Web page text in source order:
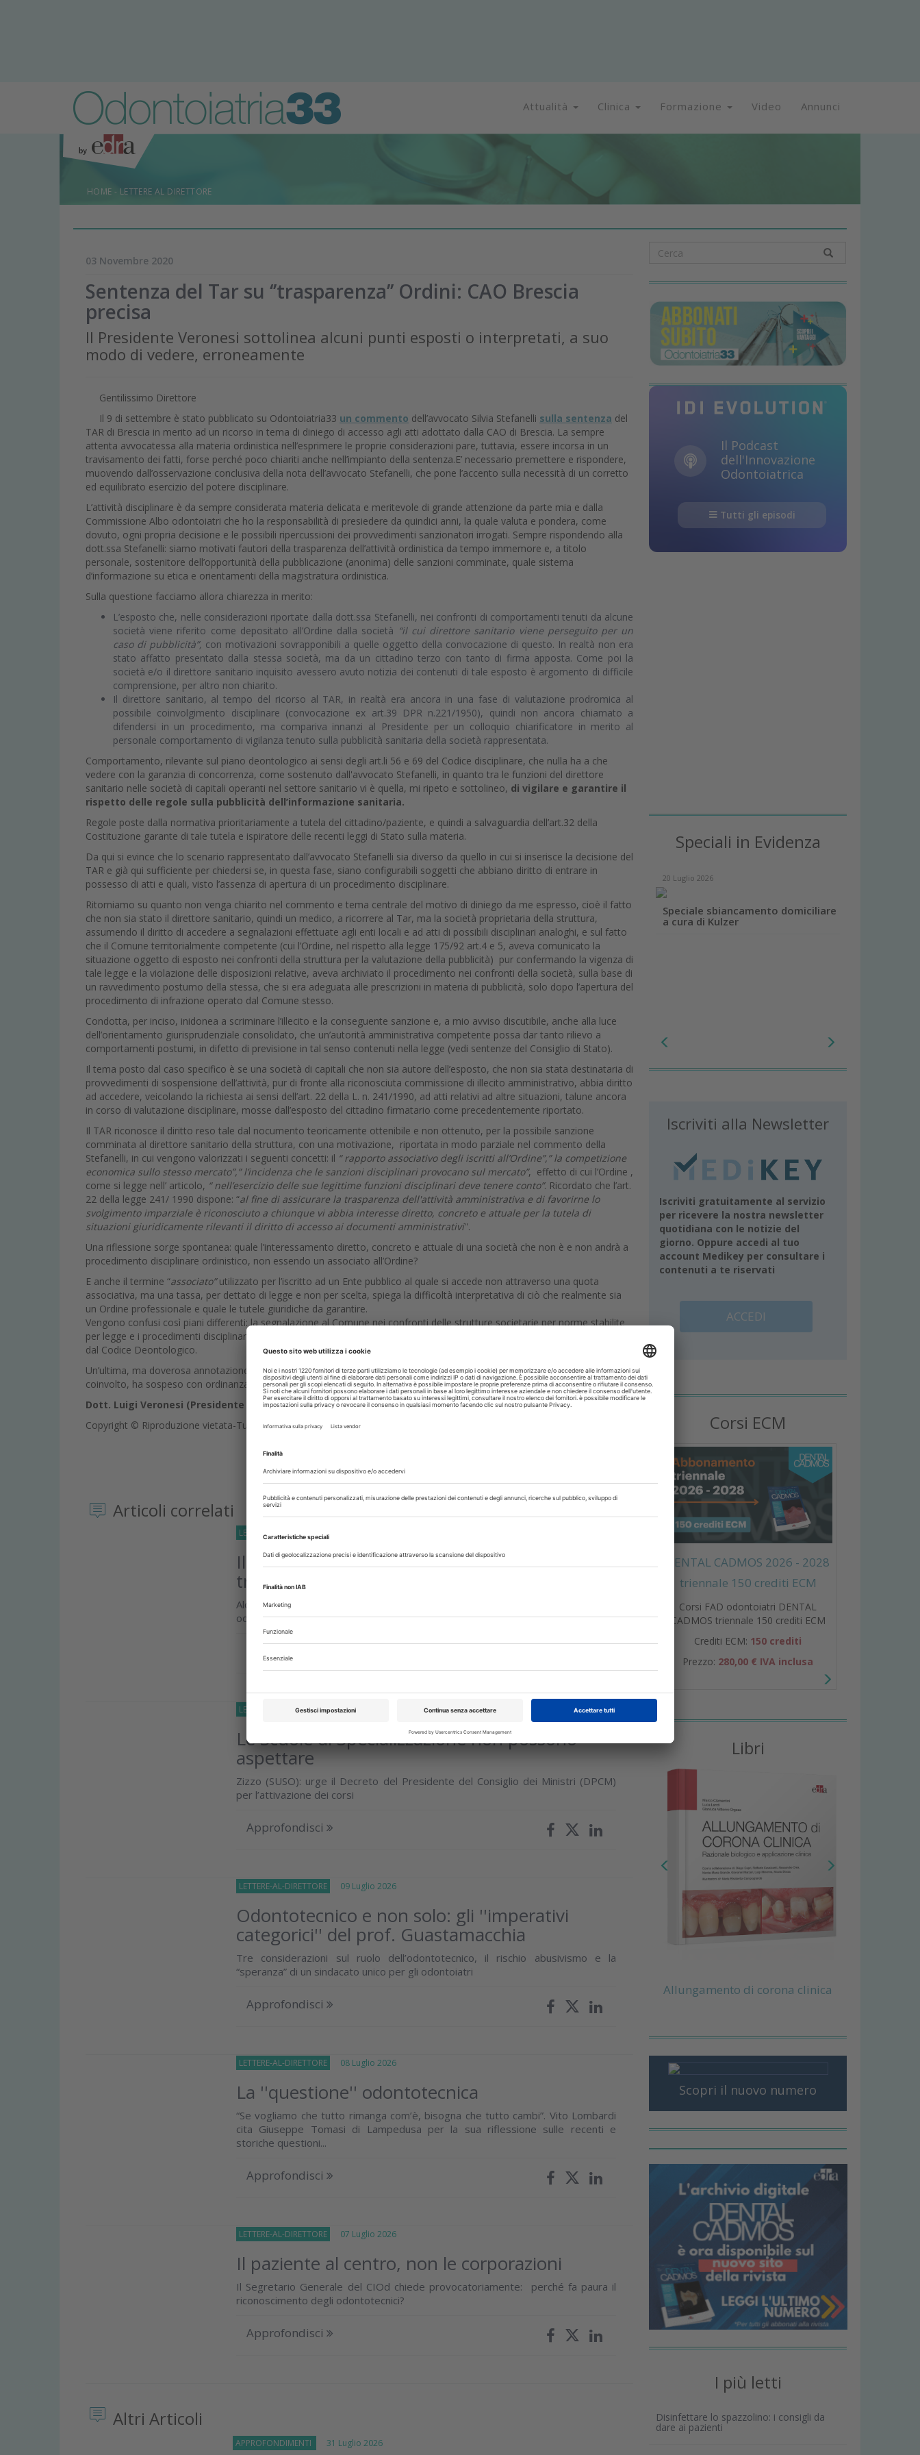
Attualità Clinica Formazione Video Annunci
HOME - LETTERE AL DIRETTORE
03 Novembre 2020
Sentenza del Tar su ‘’trasparenza’’ Ordini: CAO Brescia
precisa
Il Presidente Veronesi sottolinea alcuni punti esposti o interpretati, a suo
modo di vedere, erroneamente
Gentilissimo Direttore
Il 9 di settembre è stato pubblicato su Odontoiatria33 un commento dell’avvocato Silvia Stefanelli sulla sentenza del
TAR di Brescia in merito ad un ricorso in tema di diniego di accesso agli atti adottato dalla CAO di Brescia. La sempre
attenta avvocatessa alla materia ordinistica nell’esprimere le proprie considerazioni pare, tuttavia, essere incorsa in un
travisamento dei fatti, forse perché poco chiariti anche nell’impianto della sentenza.E’ necessario premettere e rispondere,
muovendo dall’osservazione conclusiva della nota dell’avvocato Stefanelli, che pone l’accento sulla necessità di un corretto
ed equilibrato esercizio del potere disciplinare.
L’attività disciplinare è da sempre considerata materia delicata e meritevole di grande attenzione da parte mia e dalla
Commissione Albo odontoiatri che ho la responsabilità di presiedere da quindici anni, la quale valuta e pondera, come
dovuto, ogni propria decisione e le possibili ripercussioni dei provvedimenti sanzionatori irrogati. Sempre rispondendo alla
dott.ssa Stefanelli: siamo motivati fautori della trasparenza dell’attività ordinistica da tempo immemore e, a titolo
personale, sostenitore dell’opportunità della pubblicazione (anonima) delle sanzioni comminate, quale sistema
d’informazione su etica e orientamenti della magistratura ordinistica.
Sulla questione facciamo allora chiarezza in merito:
L’esposto che, nelle considerazioni riportate dalla dott.ssa Stefanelli, nei confronti di comportamenti tenuti da alcune
società viene riferito come depositato all’Ordine dalla società “il cui direttore sanitario viene perseguito per un
caso di pubblicità”, con motivazioni sovrapponibili a quelle oggetto della convocazione di questo. In realtà non era
stato affatto presentato dalla stessa società, ma da un cittadino terzo con tanto di firma apposta. Come poi la
società e/o il direttore sanitario inquisito avessero avuto notizia dei contenuti di tale esposto è argomento di difficile
comprensione, per altro non chiarito.
Il direttore sanitario, al tempo del ricorso al TAR, in realtà era ancora in una fase di valutazione prodromica al
possibile coinvolgimento disciplinare (convocazione ex art.39 DPR n.221/1950), quindi non ancora chiamato a
difendersi in un procedimento, ma compariva innanzi al Presidente per un colloquio chiarificatore in merito al
personale comportamento di vigilanza tenuto sulla pubblicità sanitaria della società rappresentata.
Comportamento, rilevante sul piano deontologico ai sensi degli art.li 56 e 69 del Codice disciplinare, che nulla ha a che
vedere con la garanzia di concorrenza, come sostenuto dall'avvocato Stefanelli, in quanto tra le funzioni del direttore
sanitario nelle società di capitali operanti nel settore sanitario vi è quella, mi ripeto e sottolineo, di vigilare e garantire il
rispetto delle regole sulla pubblicità dell’informazione sanitaria.
Regole poste dalla normativa prioritariamente a tutela del cittadino/paziente, e quindi a salvaguardia dell’art.32 della
Costituzione garante di tale tutela e ispiratore delle recenti leggi di Stato sulla materia.
Da qui si evince che lo scenario rappresentato dall’avvocato Stefanelli sia diverso da quello in cui si inserisce la decisione del
TAR e già qui sufficiente per chiedersi se, in questa fase, siano configurabili soggetti che abbiano diritto di entrare in
possesso di atti e quali, visto l’assenza di apertura di un procedimento disciplinare.
Ritorniamo su quanto non venga chiarito nel commento e tema centrale del motivo di diniego da me espresso, cioè il fatto
che non sia stato il direttore sanitario, quindi un medico, a ricorrere al Tar, ma la società proprietaria della struttura,
assumendo il diritto di accedere a segnalazioni effettuate agli enti locali e ad atti di possibili disciplinari analoghi, e sul fatto
che il Comune territorialmente competente (cui l’Ordine, nel rispetto alla legge 175/92 art.4 e 5, aveva comunicato la
situazione oggetto di esposto nei confronti della struttura per la valutazione della pubblicità) pur confermando la vigenza di
tale legge e la violazione delle disposizioni relative, aveva archiviato il procedimento nei confronti della società, sulla base di
un ravvedimento postumo della stessa, che si era adeguata alle prescrizioni in materia di pubblicità, solo dopo l’apertura del
procedimento di infrazione operato dal Comune stesso.
Condotta, per inciso, inidonea a scriminare l’illecito e la conseguente sanzione e, a mio avviso discutibile, anche alla luce
dell’orientamento giurisprudenziale consolidato, che un’autorità amministrativa competente possa dar tanto rilievo a
comportamenti postumi, in difetto di previsione in tal senso contenuti nella legge (vedi sentenze del Consiglio di Stato).
Il tema posto dal caso specifico è se una società di capitali che non sia autore dell’esposto, che non sia stata destinataria di
provvedimenti di sospensione dell’attività, pur di fronte alla riconosciuta commissione di illecito amministrativo, abbia diritto
ad accedere, veicolando la richiesta ai sensi dell’art. 22 della L. n. 241/1990, ad atti relativi ad altre situazioni, talune ancora
in corso di valutazione disciplinare, mosse dall’esposto del cittadino firmatario come precedentemente riportato.
Il TAR riconosce il diritto reso tale dal nocumento teoricamente ottenibile e non ottenuto, per la possibile sanzione
comminata al direttore sanitario della struttura, con una motivazione, riportata in modo parziale nel commento della
Stefanelli, in cui vengono valorizzati i seguenti concetti: il “ rapporto associativo degli iscritti all’Ordine”,” la competizione
economica sullo stesso mercato”,” l’incidenza che le sanzioni disciplinari provocano sul mercato”, effetto di cui l’Ordine ,
come si legge nell’ articolo, “ nell’esercizio delle sue legittime funzioni disciplinari deve tenere conto”. Ricordato che l’art.
22 della legge 241/ 1990 dispone: “al fine di assicurare la trasparenza dell'attività amministrativa e di favorirne lo
svolgimento imparziale è riconosciuto a chiunque vi abbia interesse diretto, concreto e attuale per la tutela di
situazioni giuridicamente rilevanti il diritto di accesso ai documenti amministrativi''.
Una riflessione sorge spontanea: quale l’interessamento diretto, concreto e attuale di una società che non è e non andrà a
procedimento disciplinare ordinistico, non essendo un associato all’Ordine?
E anche il termine “associato”utilizzato per l’iscritto ad un Ente pubblico al quale si accede non attraverso una quota
associativa, ma una tassa, per dettato di legge e non per scelta, spiega la difficoltà interpretativa di ciò che realmente sia
un Ordine professionale e quale le tutele giuridiche da garantire.
Vengono confusi così piani differenti: la segnalazione al Comune nei confronti delle strutture societarie per norme stabilite
per legge e i procedimenti disciplinari di competenza ordinistica per violazioni etiche nei confronti dei sanitari iscritti, stabilite
dal Codice Deontologico.
Un’ultima, ma doverosa annotazione: la sentenza del TAR è stata appellata dall’Ordine di Brescia e il Consiglio di Stato,
coinvolto, ha sospeso con ordinanza del 16 ottobre 2020 l’esecutività di tale sentenza.
Dott. Luigi Veronesi (Presidente CAO Brescia)
Copyright © Riproduzione vietata-Tutti i diritti riservati
Articoli correlati
LETTERE-AL-DIRETTORE
Il futuro dell'odontoiatria e dell'odontotecnica:
tra rivoluzione digitale e nuova formazione
Alcune considerazioni del prof. Luigi Rubino sull’evoluzione del rapporto tra
odontoiatra ed odontotecnico nell’era digitale
LETTERE-AL-DIRETTORE 20 Luglio 2026
Le Scuole di Specializzazione non possono
aspettare
Zizzo (SUSO): urge il Decreto del Presidente del Consiglio dei Ministri (DPCM)
per l’attivazione dei corsi
Approfondisci
LETTERE-AL-DIRETTORE 09 Luglio 2026
Odontotecnico e non solo: gli ''imperativi
categorici'' del prof. Guastamacchia
Tre considerazioni sul ruolo dell’odontotecnico, il rischio abusivismo e la
“speranza” di un sindacato unico per gli odontoiatri
Approfondisci
LETTERE-AL-DIRETTORE 08 Luglio 2026
La ''questione'' odontotecnica
“Se vogliamo che tutto rimanga com’è, bisogna che tutto cambi”. Vito Lombardi
cita Giuseppe Tomasi di Lampedusa per la sua riflessione sulle recenti e
storiche questioni...
Approfondisci
LETTERE-AL-DIRETTORE 07 Luglio 2026
Il paziente al centro, non le corporazioni
Il Segretario Generale del CIOd chiede provocatoriamente: perché fa paura il
riconoscimento degli odontotecnici?
Approfondisci
Altri Articoli
APPROFONDIMENTI 31 Luglio 2026
Il Podcast
dell'Innovazione
Odontoiatrica
Tutti gli episodi
Speciali in Evidenza
20 Luglio 2026
Speciale sbiancamento domiciliare
a cura di Kulzer
Iscriviti alla Newsletter
Iscriviti gratuitamente al servizio
per ricevere la nostra newsletter
quotidiana con le notizie del
giorno. Oppure accedi al tuo
account Medikey per consultare i
contenuti a te riservati
ACCEDI
Corsi ECM
DENTAL CADMOS 2026 - 2028
triennale 150 crediti ECM
Corsi FAD odontoiatri DENTAL
CADMOS triennale 150 crediti ECM
Crediti ECM: 150 crediti
Prezzo: 280,00 € IVA inclusa
Libri
Allungamento di corona clinica
Scopri il nuovo numero
I più letti
Disinfettare lo spazzolino: i consigli da
dare ai pazienti